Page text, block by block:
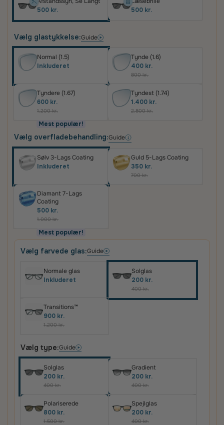
500 kr.
500 kr.
Vælg glastykkelse:Guide
Normal (1.5)
Inkluderet
Tynde (1.6)
400 kr.
800 kr.
Tyndere (1.67)
600 kr.
1.200 kr.
Mest populær!
Tyndest (1.74)
1.400 kr.
2.800 kr.
Vælg overfladebehandling:Guide
Sølv 3-Lags Coating
Inkluderet
Guld 5-Lags Coating
350 kr.
700 kr.
Diamant 7-Lags
Coating
500 kr.
1.000 kr.
Mest populær!
Vælg farvede glas:Guide
Normale glas
Inkluderet
Solglas
200 kr.
400 kr.
Transitions™
900 kr.
1.200 kr.
Vælg type:Guide
Solglas
200 kr.
400 kr.
Gradient
200 kr.
400 kr.
Polariserede
800 kr.
1.500 kr.
Spejlglas
200 kr.
400 kr.